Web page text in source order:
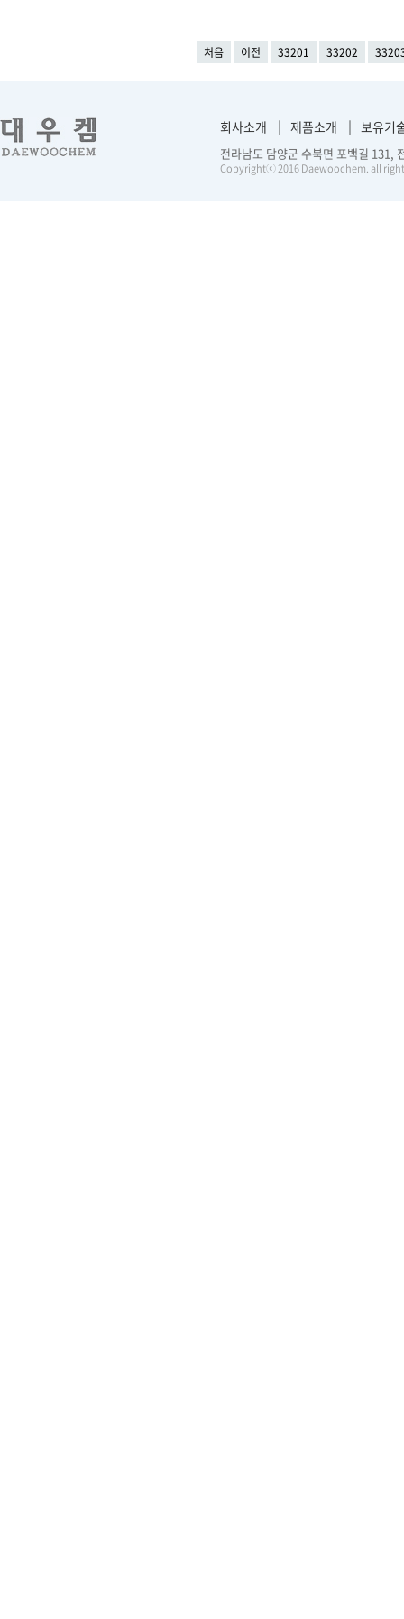
처음 이전 33201 33202
회사소개 제품소개 보유기
전라남도 담양군 수북면 포백길
Copyrightⓒ 2016 Daewoochem. all